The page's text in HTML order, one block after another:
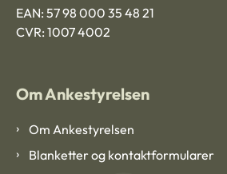
EAN: 57 98 000 35 48 21
CVR: 1007 4002
Om Ankestyrelsen
Om Ankestyrelsen
Blanketter og kontaktformularer